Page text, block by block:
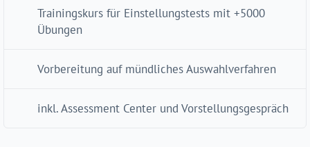
Trainingskurs für Einstellungstests mit +5000
Übungen
Vorbereitung auf mündliches Auswahlverfahren
inkl. Assessment Center und Vorstellungsgespräch